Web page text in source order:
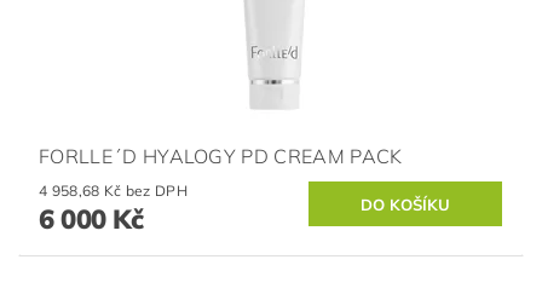
FORLLE´D HYALOGY PD CREAM PACK
4 958,68 Kč bez DPH
6 000 Kč